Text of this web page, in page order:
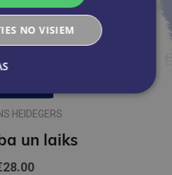
HEIDEGERS
un laiks
NO VISIEM